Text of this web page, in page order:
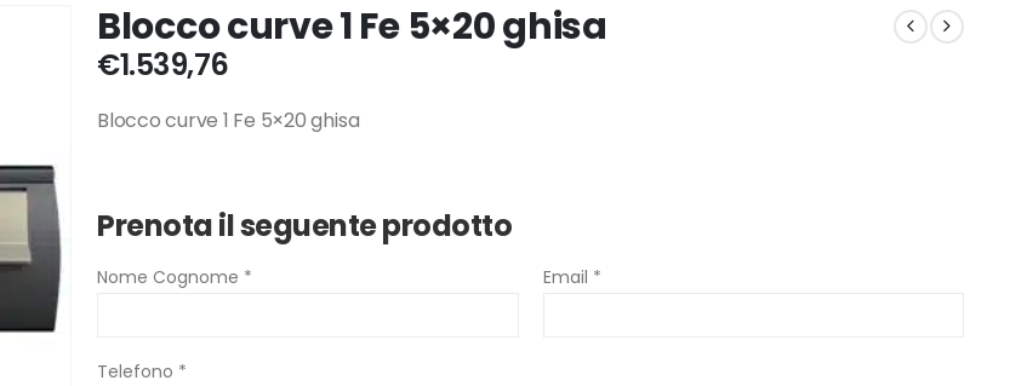
Blocco curve 1 Fe 5×20 ghisa
€1.539,76
Blocco curve 1 Fe 5×20 ghisa
Prenota il seguente prodotto
Nome Cognome * Email *
Telefono *